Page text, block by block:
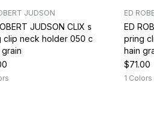
JUDSON
JUDSON CLIX s
clip neck holder 050 c
ED
ED
pring
hain
$71.00
1 Colors